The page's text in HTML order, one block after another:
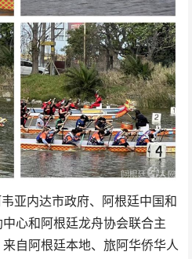
内达市政府、阿根廷中国和
心和阿根廷龙舟协会联合主
自阿根廷本地、旅阿华侨华人